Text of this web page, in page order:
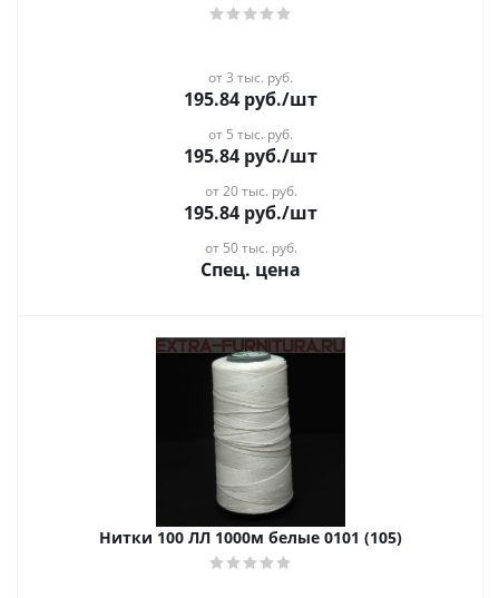
от 3 тыс. руб.
195.84 руб./шт
от 5 тыс. руб.
195.84 руб./шт
от 20 тыс. руб.
195.84 руб./шт
от 50 тыс. руб.
Спец. цена
Нитки 100 ЛЛ 1000м белые 0101 (105)